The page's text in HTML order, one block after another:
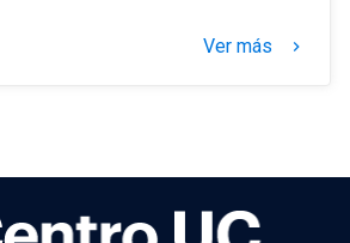
Ver más keyboard_arrow_right